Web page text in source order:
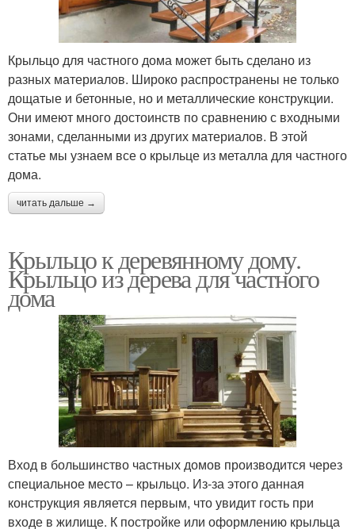
Крыльцо для частного дома может быть сделано из
разных материалов. Широко распространены не только
дощатые и бетонные, но и металлические конструкции.
Они имеют много достоинств по сравнению с входными
зонами, сделанными из других материалов. В этой
статье мы узнаем все о крыльце из металла для частного
дома.
читать дальше →
Крыльцо к деревянному дому.
Крыльцо из дерева для частного
дома
Вход в большинство частных домов производится через
специальное место – крыльцо. Из-за этого данная
конструкция является первым, что увидит гость при
входе в жилище. К постройке или оформлению крыльца